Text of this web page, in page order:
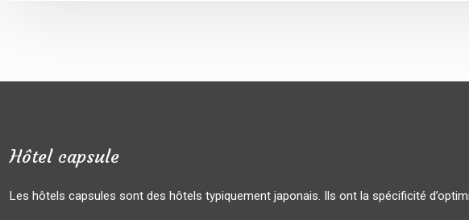
Hôtel capsule
Les hôtels capsules sont des hôtels typiquement japonais. Ils ont la spécificité